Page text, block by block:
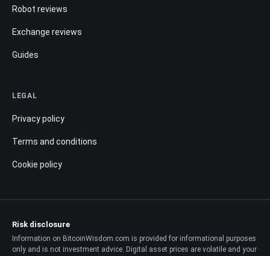
Robot reviews
Exchange reviews
Guides
LEGAL
Privacy policy
Terms and conditions
Cookie policy
Risk disclosure
Information on BitcoinWisdom.com is provided for informational purposes
only and is not investment advice. Digital asset prices are volatile and your